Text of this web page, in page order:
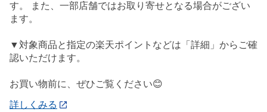
す。 また、一部店舗ではお取り寄せとなる場合がござい
ます。
▼対象商品と指定の楽天ポイントなどは「詳細」からご確
認いただけます。
お買い物前に、ぜひご覧ください😊
詳しくみる